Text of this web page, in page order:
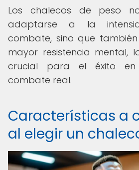
Los chalecos de peso
adaptarse a la
combate, sino que
mayor resistencia mental,
crucial para el éxito en
combate real.
Características a
al elegir un